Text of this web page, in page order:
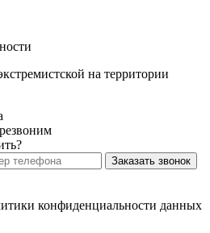
на территории
Заказать звонок
конфиденциальности данных